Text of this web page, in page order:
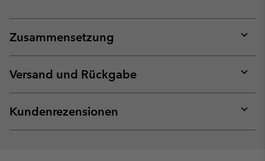
Zusammensetzung
or
Versand und Rückgabe
or
Kundenrezensionen
or